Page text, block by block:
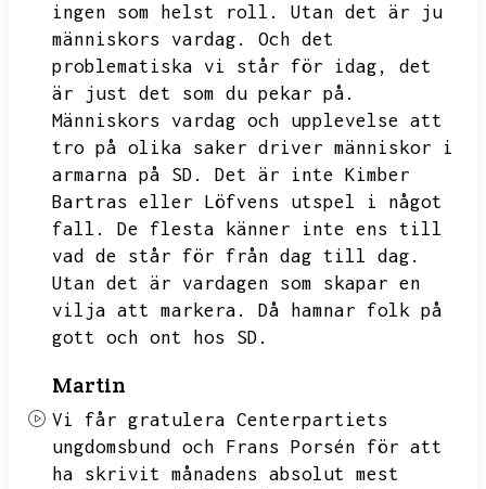
ingen som helst roll.
Utan det är ju
människors vardag.
Och det
problematiska vi står för idag,
det
är just det som du pekar på.
Människors vardag och upplevelse att
tro på olika saker driver människor i
armarna på SD.
Det är inte Kimber
Bartras eller Löfvens utspel i något
fall.
De flesta känner inte ens till
vad de står för från dag till dag.
Utan det är vardagen som skapar en
vilja att markera.
Då hamnar folk på
gott och ont hos SD.
Martin
Vi får gratulera Centerpartiets
ungdomsbund och Frans Porsén för att
ha skrivit månadens absolut mest